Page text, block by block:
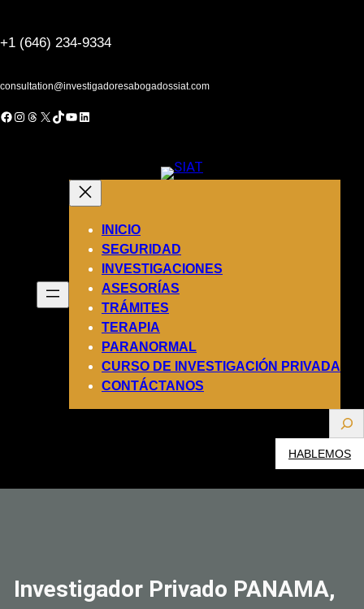
contenido
+1 (646) 234-9334
consultation@investigadoresabogadossiat.com
Facebook Instagram Threads X TikTok YouTube LinkedIn
INICIO
SEGURIDAD
INVESTIGACIONES
ASESORÍAS
TRÁMITES
TERAPIA
PARANORMAL
CURSO DE INVESTIGACIÓN PRIVADA
CONTÁCTANOS
e
a
HABLEMOS
Investigador Privado PANAMA,